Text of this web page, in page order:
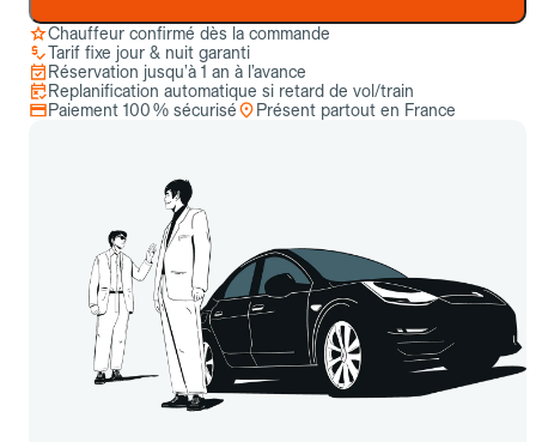
Chauffeur confirmé dès la commande
Tarif fixe jour & nuit garanti
Réservation jusqu’à 1 an à l’avance
Replanification automatique si retard de vol/train
Paiement 100 % sécurisé
Présent partout en France